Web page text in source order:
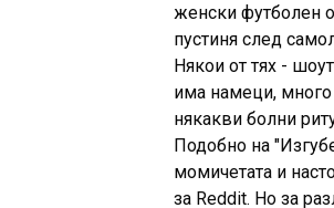
женски футболен
пустиня след
Някои от тях -
има намеци, много
някакви болни
Подобно на
момичетата и
за Reddit. Но за